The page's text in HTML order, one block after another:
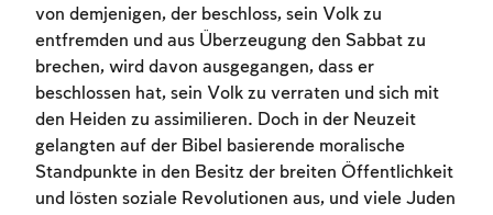
von demjenigen, der beschloss, sein Volk zu
entfremden und aus Überzeugung den Sabbat zu
brechen, wird davon ausgegangen, dass er
beschlossen hat, sein Volk zu verraten und sich mit
den Heiden zu assimilieren. Doch in der Neuzeit
gelangten auf der Bibel basierende moralische
Standpunkte in den Besitz der breiten Öffentlichkeit
und lösten soziale Revolutionen aus, und viele Juden
Account required
To mark concepts as learned, you'll need